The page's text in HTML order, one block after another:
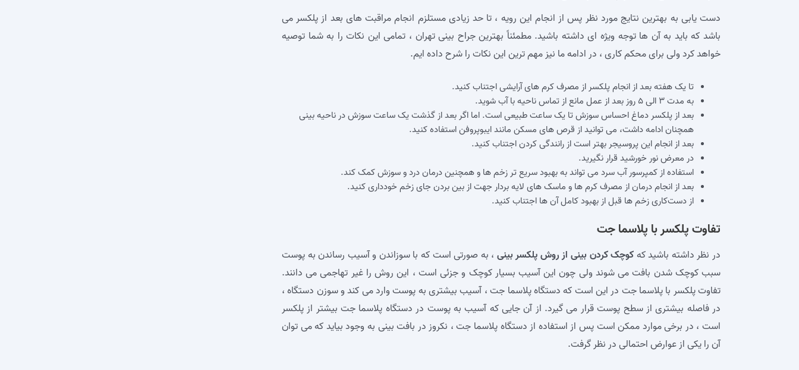
دست یابی به بهترین نتایج مورد نظر پس از انجام این رویه ، تا حد زیادی مستلزم انجام مراقبت های بعد از پلکسر می‌
باشد که باید به آن‌ ها توجه ویژه‌ ای داشته باشید. مطمئناً بهترین جراح بینی تهران ، تمامی این نکات را به شما توصیه
خواهد کرد ولی برای محکم کاری ، در ادامه ما نیز مهم‌ ترین این نکات را شرح داده‌ ایم.
تا یک هفته بعد از انجام پلکسر از مصرف کرم‌ های آرایشی اجتناب کنید.
به مدت ۳ الی ۵ روز بعد از عمل مانع از تماس ناحیه با آب شوید.
بعد از پلکسر دماغ احساس سوزش تا یک ساعت طبیعی است. اما اگر بعد از گذشت یک ساعت سوزش در ناحیه بینی
همچنان ادامه داشت، می‌ توانید از قرص‌ های مسکن مانند ایبوپروفن استفاده کنید.
بعد از انجام این پروسیجر بهتر است از رانندگی کردن اجتناب کنید.
در معرض نور خورشید قرار نگیرید.
استفاده از کمپرسور آب سرد می‌ تواند به بهبود سریع‌ تر زخم‌ ها و همچنین درمان درد و سوزش کمک کند.
بعد از انجام درمان از مصرف کرم‌ ها و ماسک‌ های لایه بردار جهت از بین بردن جای زخم خودداری کنید.
از دست‌کاری زخم‌ ها قبل از بهبود کامل آن‌ ها اجتناب کنید.
تفاوت پلکسر با پلاسما جت
در نظر داشته باشید کهکوچک کردن بینی از روش پلکسر بینی ، به صورتی است که با سوزاندن و آسیب رساندن به پوست
سبب کوچک شدن بافت می‌ شوند ولی چون این آسیب بسیار کوچک و جزئی است ، این روش را غیر تهاجمی می‌ دانند.
تفاوت پلکسر با پلاسما جت در این است که دستگاه پلاسما جت ، آسیب بیشتری به پوست وارد می‌ کند و سوزن دستگاه ،
در فاصله بیشتری از سطح پوست قرار می‌ گیرد. از آن جایی که آسیب به پوست در دستگاه پلاسما جت بیشتر از پلکسر
است ، در برخی موارد ممکن است پس از استفاده از دستگاه پلاسما جت ، نکروز در بافت بینی به وجود بیاید که می‌ توان
آن را یکی از عوارض احتمالی در نظر گرفت.